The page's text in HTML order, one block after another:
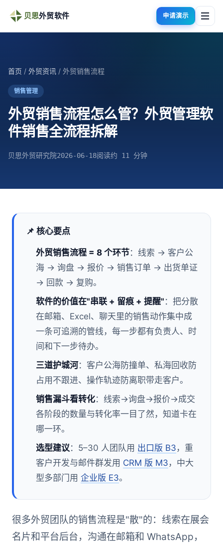
贝思外贸软件 申请演示
首页 / 外贸资讯 / 外贸销售流程
销售管理
外贸销售流程怎么管？外贸管理软
件销售全流程拆解
贝思外贸研究院2026-06-18阅读约 11 分钟
📌 核心要点
外贸销售流程 = 8 个环节：线索 → 客户公
海 → 询盘 → 报价 → 销售订单 → 出货单证
→ 回款 → 复购。
软件的价值在"串联 + 留痕 + 提醒" ：把分散
在邮箱、Excel、聊天里的销售动作集中成
一条可追溯的管线，每一步都有负责人、时
间和下一步待办。
三道护城河：客户公海防撞单、私海回收防
占用不跟进、操作轨迹防离职带走客户。
销售漏斗看转化：线索→询盘→报价→成交
各阶段的数量与转化率一目了然，知道卡在
哪一环。
选型建议：5–30 人团队用 出口版 B3 ，重
客户开发与邮件群发用 CRM 版 M3 ，中大
型多部门用 企业版 E3。
很多外贸团队的销售流程是"散"的：线索在展会
名片和平台后台，沟通在邮箱和 WhatsApp，